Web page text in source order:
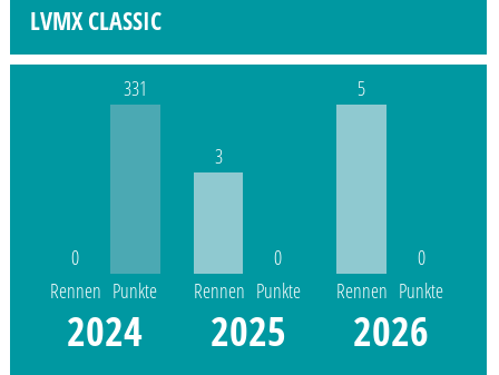
LVMX CLASSIC
0
Rennen
331
Punkte
2024
3
Rennen
0
Punkte
2025
5
Rennen
0
Punkte
2026